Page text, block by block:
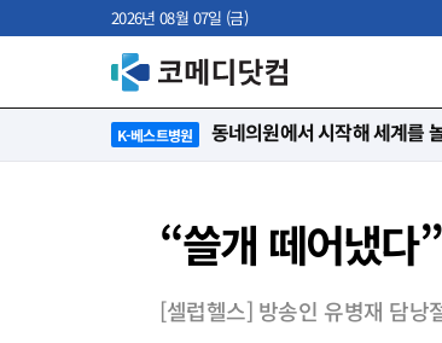
2026년 08월 07일 (금)
K-베스트병원 “절대 먼저 말하지 않아요. 대
“쓸개 떼어냈다
[셀럽헬스] 방송인 유병재 담낭